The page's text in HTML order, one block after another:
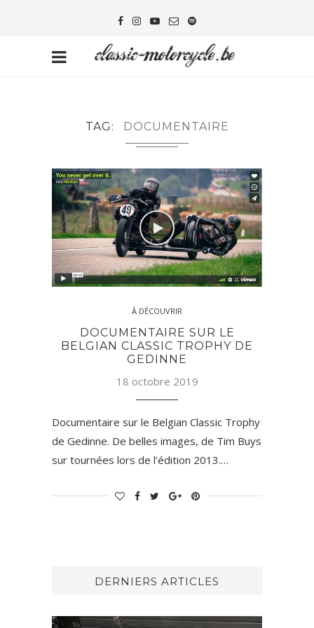
TAG DOCUMENTAIRE
À DÉCOUVRIR
DOCUMENTAIRE SUR LE
BELGIAN CLASSIC TROPHY DE
GEDINNE
18 octobre 2019
Documentaire sur le Belgian Classic Trophy
de Gedinne. De belles images, de Tim Buys
sur tournées lors de l’édition 2013.…
DERNIERS ARTICLES